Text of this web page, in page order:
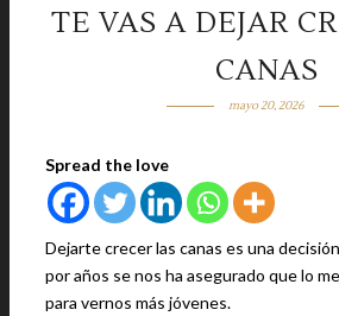
TE VAS A DEJAR
CANAS
mayo 20, 2026
Spread the love
Dejarte crecer las canas es una
por años se nos ha asegurado que lo
para vernos más jóvenes.